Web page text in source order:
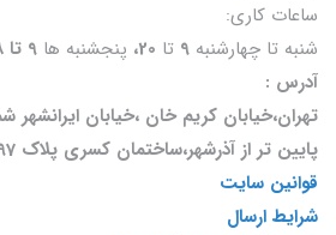
ساعات کاری:
شنبه تا چهارشنبه 9 تا 20، پنجشنبه ها
آدرس :
تهران،خیابان کریم خان ،خیابان ایرانشهر
پایین تر از آذرشهر،ساختمان کسری پلاک 197
قوانین سایت
شرایط ارسال